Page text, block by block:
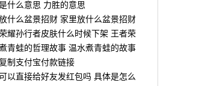
什么意思 力胜的意思
什么盆景招财 家里放什么盆景招财
耀孙行者皮肤什么时候下架 王者荣
青蛙的哲理故事 温水煮青蛙的故事
制支付宝付款链接
可以直接给好友发红包吗 具体是怎么